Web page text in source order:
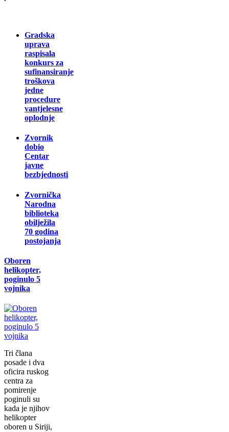
Gradska
uprava
raspisala
konkurs za
sufinansiranje
troškova
jedne
procedure
vantjelesne
oplodnje
Zvornik
dobio
Centar
javne
bezbjednosti
Zvornička
Narodna
biblioteka
obilježila
70 godina
postojanja
Oboren
helikopter,
poginulo 5
vojnika
Tri člana
posade i dva
oficira ruskog
centra za
pomirenje
poginuli su
kada je njihov
helikopter
oboren u Siriji,